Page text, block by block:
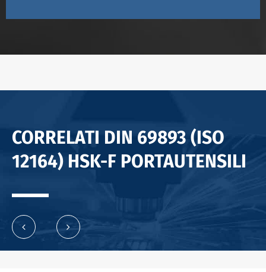
CORRELATI DIN 69893 (ISO
12164) HSK-F PORTAUTENSILI